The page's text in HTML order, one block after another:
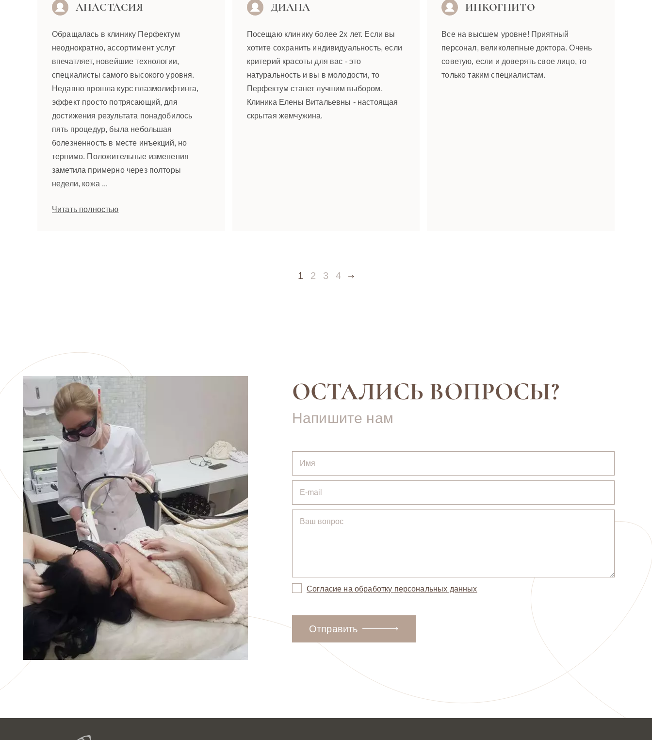
АНАСТАСИЯ
Обращалась в клинику Перфектум
неоднократно, ассортимент услуг
впечатляет, новейшие технологии,
специалисты самого высокого уровня.
Недавно прошла курс плазмолифтинга,
эффект просто потрясающий, для
достижения результата понадобилось
пять процедур, была небольшая
болезненность в месте инъекций, но
терпимо. Положительные изменения
заметила примерно через полторы
недели, кожа ...
Читать полностью
ДИАНА
Посещаю клинику более 2х лет. Если вы
хотите сохранить индивидуальность, если
критерий красоты для вас - это
натуральность и вы в молодости, то
Перфектум станет лучшим выбором.
Клиника Елены Витальевны - настоящая
скрытая жемчужина.
ИНКОГНИТО
Все на высшем уровне! Приятный
персонал, великолепные доктора. Очень
советую, если и доверять свое лицо, то
только таким специалистам.
1 2 3 4
ОСТАЛИСЬ ВОПРОСЫ?
Напишите нам
Согласие на обработку персональных данных
Отправить